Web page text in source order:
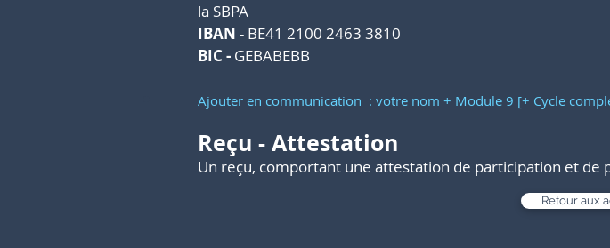
la SBPA
IBAN - BE41 2100 2463 3810
BIC - GEBABEBB
Ajouter en communication : votre nom + Module 9 [+ Cycle
Reçu - Attestation
Un reçu, comportant une attestation de participation et de
Retour aux